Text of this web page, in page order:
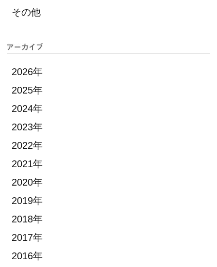
その他
2026年
2025年
2024年
2023年
2022年
2021年
2020年
2019年
2018年
2017年
2016年